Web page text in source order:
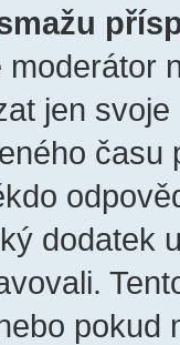
jen
dodatek
pokud